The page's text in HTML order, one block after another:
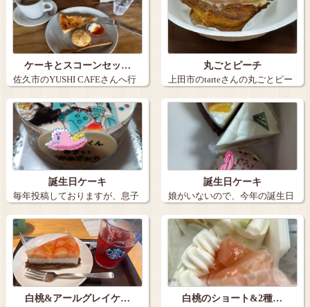
ケーキとスコーンセッ…
佐久市のYUSHI CAFEさんへ行
きま…
丸ごとピーチ
上田市のtarteさんの丸ごとピー
チ。９…
誕生日ケーキ
毎年投稿しておりますが、息子
の誕生日ケー…
誕生日ケーキ
娘がいないので、今年の誕生日
ケーキは３個…
白桃&アールグレイケ… 白桃のショート&2種…